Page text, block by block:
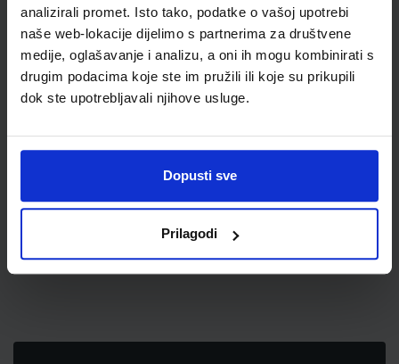
analizirali promet. Isto tako, podatke o vašoj upotrebi
naše web-lokacije dijelimo s partnerima za društvene
medije, oglašavanje i analizu, a oni ih mogu kombinirati s
drugim podacima koje ste im pružili ili koje su prikupili
dok ste upotrebljavali njihove usluge.
Dopusti sve
Prilagodi
0,68 €